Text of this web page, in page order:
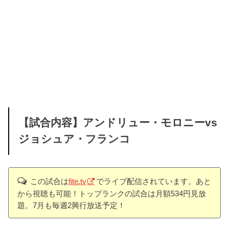
【試合内容】アンドリュー・モロニーvs
ジョシュア・フランコ
この試合はfite.tv
でライブ配信されています。あと
から視聴も可能！トップランクの試合は月額534円見放
題。7月も毎週2興行放送予定！